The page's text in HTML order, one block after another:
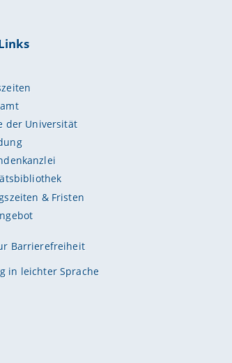
der Universität
& Fristen
Barrierefreiheit
in leichter Sprache